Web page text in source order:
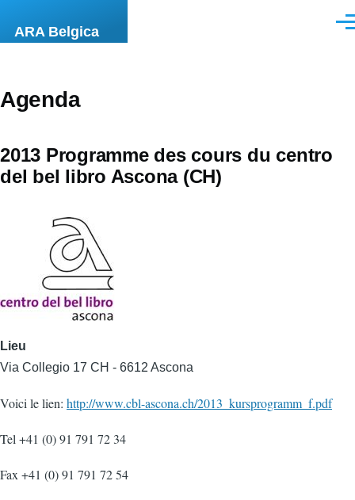
ARA Belgica
Agenda
2013 Programme des cours du centro
del bel libro Ascona (CH)
Lieu
Via Collegio 17 CH - 6612 Ascona
Voici le lien: http://www.cbl-ascona.ch/2013_kursprogramm_f.pdf
Tel +41 (0) 91 791 72 34
Fax +41 (0) 91 791 72 54